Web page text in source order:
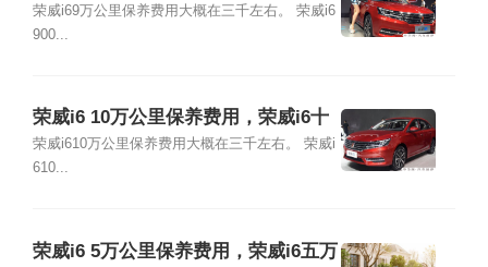
公里保养项目
荣威i69万公里保养费用大概在三千左右。 荣威i6
900...
荣威i6 10万公里保养费用，荣威i6十
万公里保养项目
荣威i610万公里保养费用大概在三千左右。 荣威i
610...
荣威i6 5万公里保养费用，荣威i6五万